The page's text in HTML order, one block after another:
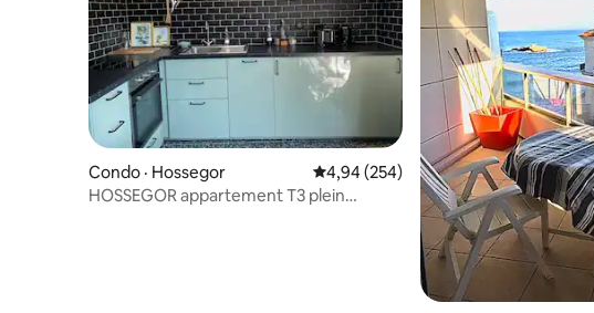
Condo · Hossegor Note moyenne de 4,94 sur 5, 254
4,94 (254)
HOSSEGOR appartement T3 plein